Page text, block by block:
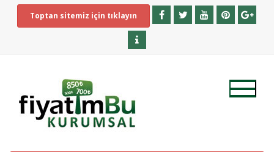
Toptan sitemiz için tıklayın